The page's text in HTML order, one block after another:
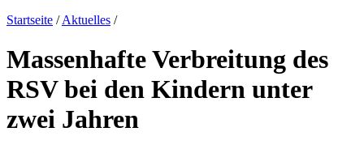
Startseite / Aktuelles /
Massenhafte Verbreitung des
RSV bei den Kindern unter
zwei Jahren